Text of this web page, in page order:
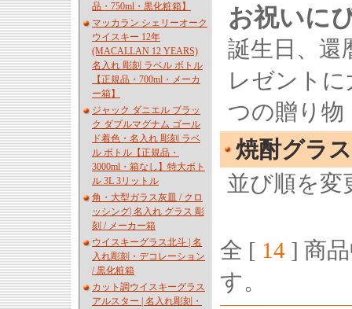
品・750ml・黒化粧箱】
マッカラン シェリーオーク
ウイスキー 12年
(MACALLAN 12 YEARS)
名入れ 彫刻 ラベル ボトル
【正規品・700ml・メーカ
ー箱】
ジャック ダニエル ブラッ
ク ダブルマグナム ゴール
ド着色・名入れ 彫刻 ラベ
ル ボトル【正規品・
3000ml・箱なし】特大ボト
ル 3L 3リットル
角・大型ガラス灰皿 / クロ
ッシング| 名入れ グラス 彫
刻 / メーカー箱
ウイスキーグラス北斗 | 名
入れ彫刻・デコレーション
/ 黒化粧箱
カット調ウイスキーグラス
アルスター | 名入れ彫刻・
お祝いに
誕生日、還
レゼント
つの贈り物
焼酎グラ
並び順を変
全 [ 14 ] 商
す。